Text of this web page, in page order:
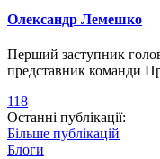
Олександр Лемешко
Перший заступник
представник команди
118
Останні публікації:
Більше публікацій
Блоги